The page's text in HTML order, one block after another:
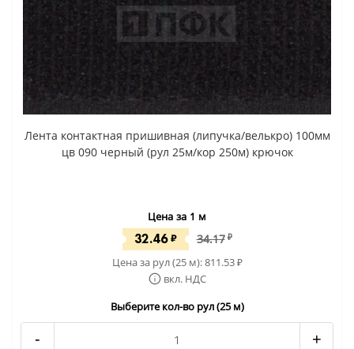
Лента контактная пришивная (липучка/велькро) 100мм
цв 090 черный (рул 25м/кор 250м) крючок
Цена за 1 м
32.46 ₽ 34.17 ₽
Цена за рул (25 м):811.53₽
вкл. НДС
Выберите кол-во рул (25 м)
- +